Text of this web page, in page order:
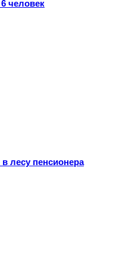
человек
лесу пенсионера